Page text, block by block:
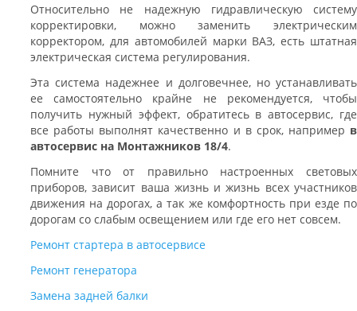
Относительно не надежную гидравлическую систему
корректировки, можно заменить электрическим
корректором, для автомобилей марки ВАЗ, есть штатная
электрическая система регулирования.
Эта система надежнее и долговечнее, но устанавливать
ее самостоятельно крайне не рекомендуется, чтобы
получить нужный эффект, обратитесь в автосервис, где
все работы выполнят качественно и в срок, например в
автосервис на Монтажников 18/4.
Помните что от правильно настроенных световых
приборов, зависит ваша жизнь и жизнь всех участников
движения на дорогах, а так же комфортность при езде по
дорогам со слабым освещением или где его нет совсем.
Ремонт стартера в автосервисе
Ремонт генератора
Замена задней балки